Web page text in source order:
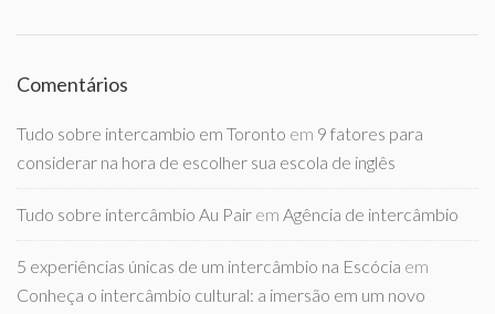
Comentários
Tudo sobre intercambio em Toronto em 9 fatores para
considerar na hora de escolher sua escola de inglês
Tudo sobre intercâmbio Au Pair em Agência de intercâmbio
5 experiências únicas de um intercâmbio na Escócia em
Conheça o intercâmbio cultural: a imersão em um novo